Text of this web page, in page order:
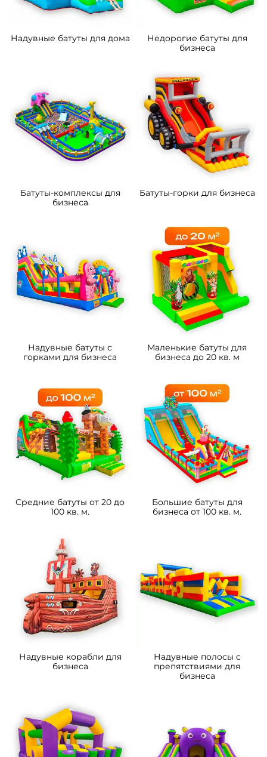
Надувные батуты для дома
Недорогие батуты для
бизнеса
Батуты-комплексы для
бизнеса
Батуты-горки для бизнеса
Надувные батуты с
горками для бизнеса
Маленькие батуты для
бизнеса до 20 кв. м
Средние батуты от 20 до
100 кв. м.
Большие батуты для
бизнеса от 100 кв. м.
Надувные корабли для
бизнеса
Надувные полосы с
препятствиями для
бизнеса